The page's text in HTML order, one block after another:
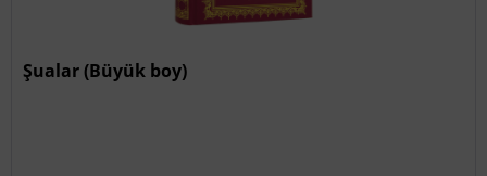
Şualar (Büyük boy)